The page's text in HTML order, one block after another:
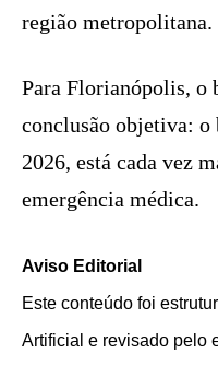
região metropolitana.
Para Florianópolis, o
conclusão objetiva: o
2026, está cada vez
emergência médica.
Aviso Editorial
Este conteúdo foi
Artificial e revisado pelo